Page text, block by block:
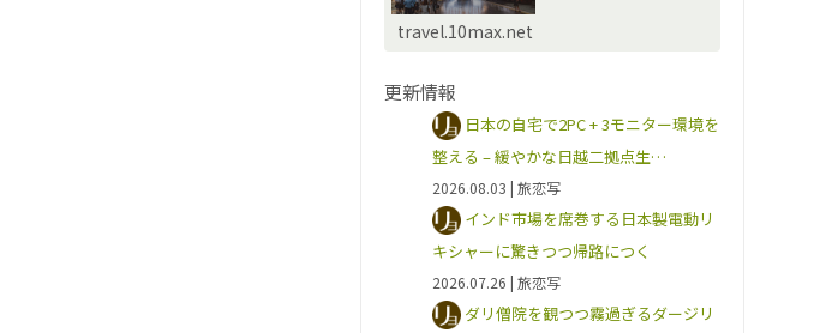
travel.10max.net
更新情報
日本の自宅で2PC + 3モニター環境を
整える – 緩やかな日越二拠点生…
2026.08.03 | 旅恋写
インド市場を席巻する日本製電動リ
キシャーに驚きつつ帰路につく
2026.07.26 | 旅恋写
ダリ僧院を観つつ霧過ぎるダージリ